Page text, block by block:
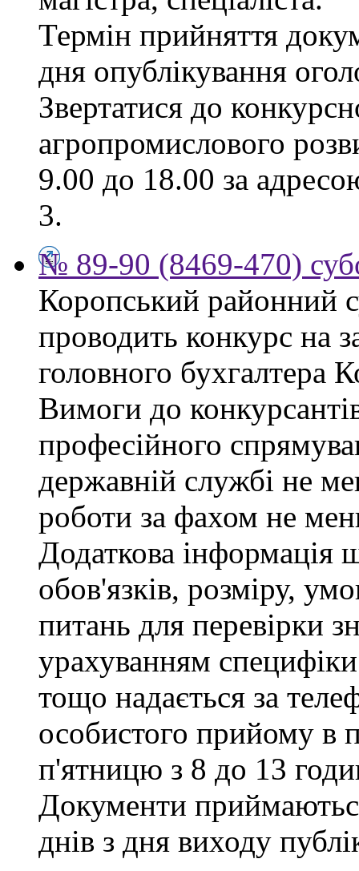
Термін прийняття
дня опублікування
Звертатися до
агропромислового
9.00 до 18.00 за
3.
№ 89-90 (8469-470)
Коропський районний
проводить конкурс на
головного бухгалтера
Вимоги до
професійного
державній службі не
роботи за фахом не
Додаткова інформація
обов'язків, розміру,
питань для перевірки
урахуванням
тощо надається за
особистого прийому в
п'ятницю з 8 до 13
Документи
днів з дня виходу